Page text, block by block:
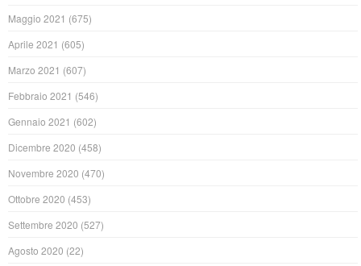
Maggio 2021 (675)
Aprile 2021 (605)
Marzo 2021 (607)
Febbraio 2021 (546)
Gennaio 2021 (602)
Dicembre 2020 (458)
Novembre 2020 (470)
Ottobre 2020 (453)
Settembre 2020 (527)
Agosto 2020 (22)